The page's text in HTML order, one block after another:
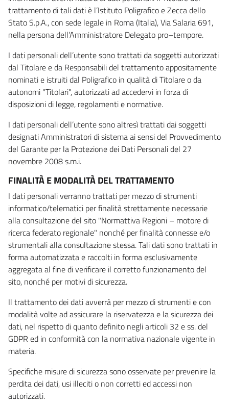
trattamento di tali dati è l’Istituto Poligrafico e Zecca dello
Stato S.p.A., con sede legale in Roma (Italia), Via Salaria 691,
nella persona dell’Amministratore Delegato pro–tempore.
I dati personali dell’utente sono trattati da soggetti autorizzati
dal Titolare e da Responsabili del trattamento appositamente
nominati e istruiti dal Poligrafico in qualità di Titolare o da
autonomi "Titolari", autorizzati ad accedervi in forza di
disposizioni di legge, regolamenti e normative.
I dati personali dell’utente sono altresì trattati dai soggetti
designati Amministratori di sistema ai sensi del Provvedimento
del Garante per la Protezione dei Dati Personali del 27
novembre 2008 s.m.i.
FINALITÀ E MODALITÀ DEL TRATTAMENTO
I dati personali verranno trattati per mezzo di strumenti
informatico/telematici per finalità strettamente necessarie
alla consultazione del sito "Normattiva Regioni – motore di
ricerca federato regionale" nonché per finalità connesse e/o
strumentali alla consultazione stessa. Tali dati sono trattati in
forma automatizzata e raccolti in forma esclusivamente
aggregata al fine di verificare il corretto funzionamento del
sito, nonché per motivi di sicurezza.
Il trattamento dei dati avverrà per mezzo di strumenti e con
modalità volte ad assicurare la riservatezza e la sicurezza dei
dati, nel rispetto di quanto definito negli articoli 32 e ss. del
GDPR ed in conformità con la normativa nazionale vigente in
materia.
Specifiche misure di sicurezza sono osservate per prevenire la
perdita dei dati, usi illeciti o non corretti ed accessi non
autorizzati.